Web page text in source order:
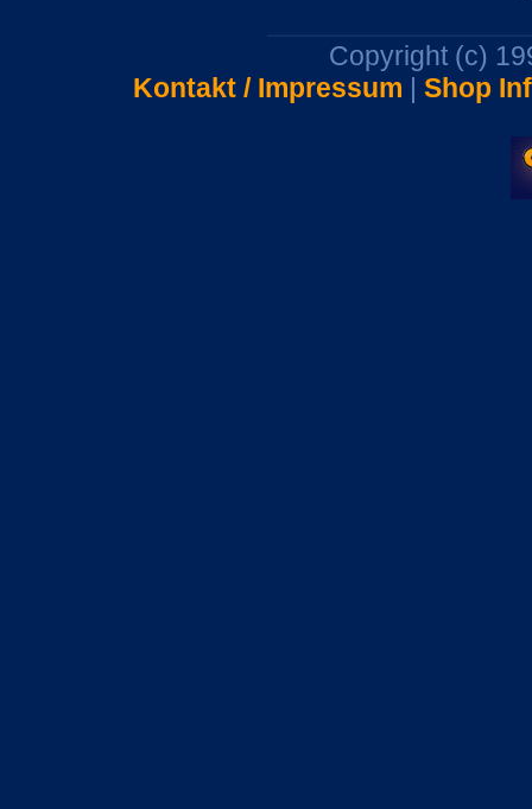
Copyright (c)
Kontakt / Impressum | Shop